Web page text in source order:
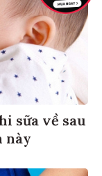
sữa về sau
này